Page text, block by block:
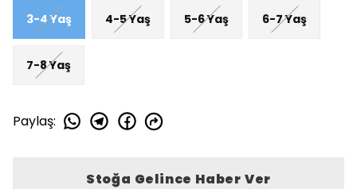
3-4 Yaş 4-5 Yaş 5-6 Yaş 6-7 Yaş
7-8 Yaş
Paylaş:
Stoğa Gelince Haber Ver